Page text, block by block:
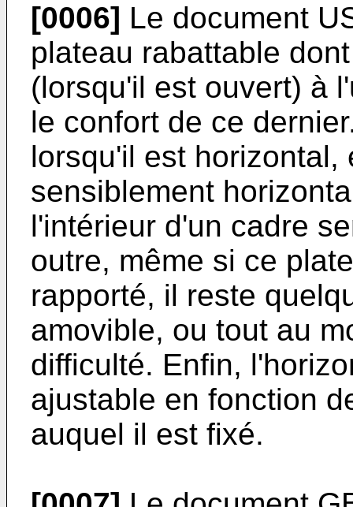
[0006] Le document
plateau rabattable
(lorsqu'il est ouvert) à
le confort de ce
lorsqu'il est
sensiblement
l'intérieur d'un cadre
outre, même si ce
rapporté, il reste
amovible, ou tout au
difficulté. Enfin,
ajustable en fonction
auquel il est fixé.